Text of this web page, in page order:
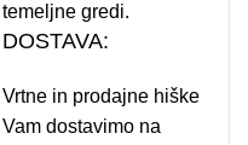
temeljne gredi.
DOSTAVA:
Vrtne in prodajne hiške
Vam dostavimo na